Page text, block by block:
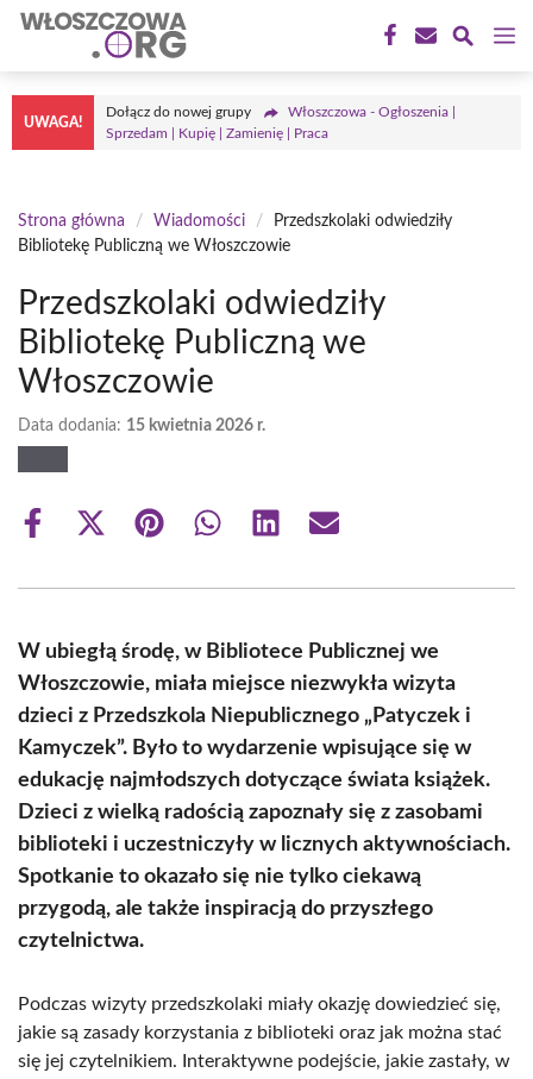
Przejdź
treści
UWAGA!
Dołącz do nowej grupy
Włoszczowa - Ogłoszenia |
Sprzedam | Kupię | Zamienię | Praca
Strona główna / Wiadomości /
Przedszkolaki odwiedziły
Bibliotekę Publiczną we Włoszczowie
Przedszkolaki odwiedziły
Bibliotekę Publiczną we
Włoszczowie
Data dodania: 15 kwietnia 2026 r.
Share
Share
(Twitter)
Share Share Share Share
W ubiegłą środę, w Bibliotece Publicznej we
Włoszczowie, miała miejsce niezwykła wizyta
dzieci z Przedszkola Niepublicznego „Patyczek i
Kamyczek”. Było to wydarzenie wpisujące się w
edukację najmłodszych dotyczące świata książek.
Dzieci z wielką radością zapoznały się z zasobami
biblioteki i uczestniczyły w licznych aktywnościach.
Spotkanie to okazało się nie tylko ciekawą
przygodą, ale także inspiracją do przyszłego
czytelnictwa.
Podczas wizyty przedszkolaki miały okazję dowiedzieć się,
jakie są zasady korzystania z biblioteki oraz jak można stać
się jej czytelnikiem. Interaktywne podejście, jakie zastały, w